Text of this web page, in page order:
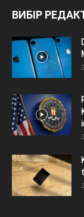
ВИБІР